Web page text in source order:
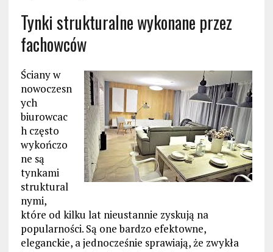
Tynki strukturalne wykonane przez
fachowców
Ściany w
nowoczesn
ych
biurowcac
h często
wykończo
ne są
tynkami
struktural
nymi,
które od kilku lat nieustannie zyskują na
popularności. Są one bardzo efektowne,
eleganckie, a jednocześnie sprawiają, że zwykła